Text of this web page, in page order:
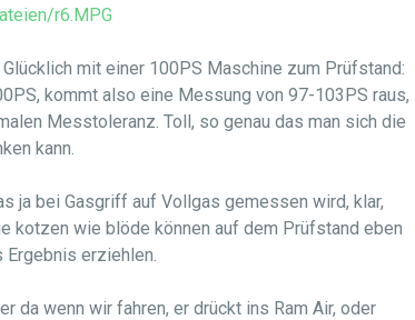
r6.MPG
mit einer 100PS Maschine zum Prüfstand:
kommt also eine Messung von 97-103PS raus,
Messtoleranz. Toll, so genau das man sich die
kann.
ja bei Gasgriff auf Vollgas gemessen wird, klar,
kotzen wie blöde können auf dem Prüfstand eben
erziehlen.
da wenn wir fahren, er drückt ins Ram Air, oder